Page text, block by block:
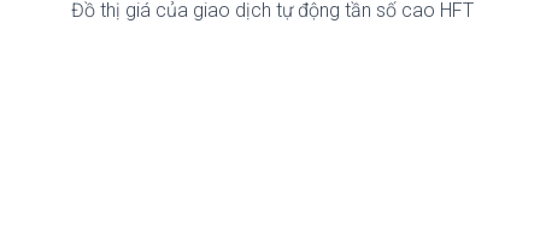
Đồ thị giá của giao dịch tự động tần số cao HFT